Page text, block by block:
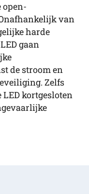
open-
van
harde
gaan
de stroom en
Zelfs
LED kortgesloten